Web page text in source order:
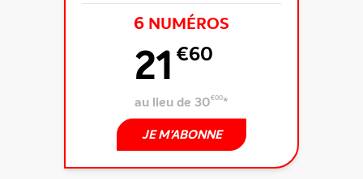
6 NUMÉROS
21 €60
au lieu de 30€00*
JE M'ABONNE